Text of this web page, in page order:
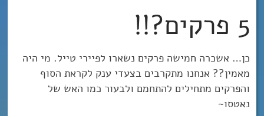
5 פרקים?!!
כן… אשכרה חמישה פרקים נשארו לפיירי טייל. מי היה
מאמין?? אנחנו מתקרבים בצעדי ענק לקראת הסוף
והפרקים מתחילים להתחמם ולבעור כמו האש של
נאטסו~